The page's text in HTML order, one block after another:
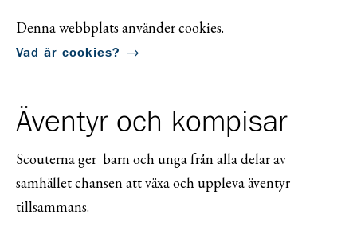
Denna webbplats använder cookies.
Vad är cookies?
Äventyr och kompisar
Scouterna ger barn och unga från alla delar av
samhället chansen att växa och uppleva äventyr
tillsammans.